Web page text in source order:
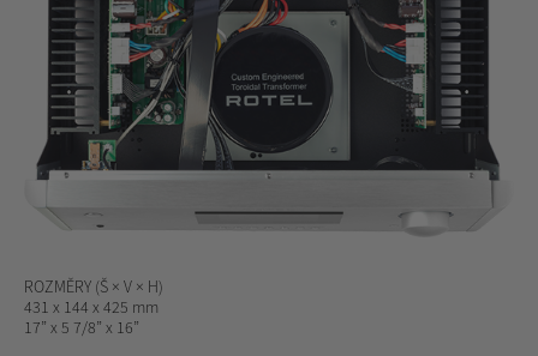
ROZMĚRY (Š × V × H)
431 x 144 x 425 mm
17” x 5 7/8” x 16”